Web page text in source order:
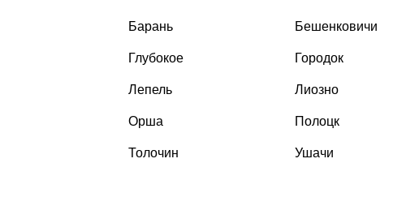
Барань Бешенковичи
Глубокое Городок
Лепель Лиозно
Орша Полоцк
Толочин Ушачи